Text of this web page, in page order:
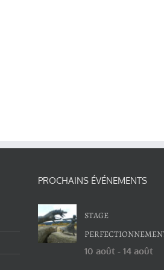
PROCHAINS ÉVÉNEMENTS
STAGE
10 août - 14 août